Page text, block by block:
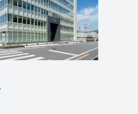
の性能）
ー
見学アスマチ-）
ト
後の最適解をプロと見つけ
みをお持ちではありません
登記」が義務化されたと聞